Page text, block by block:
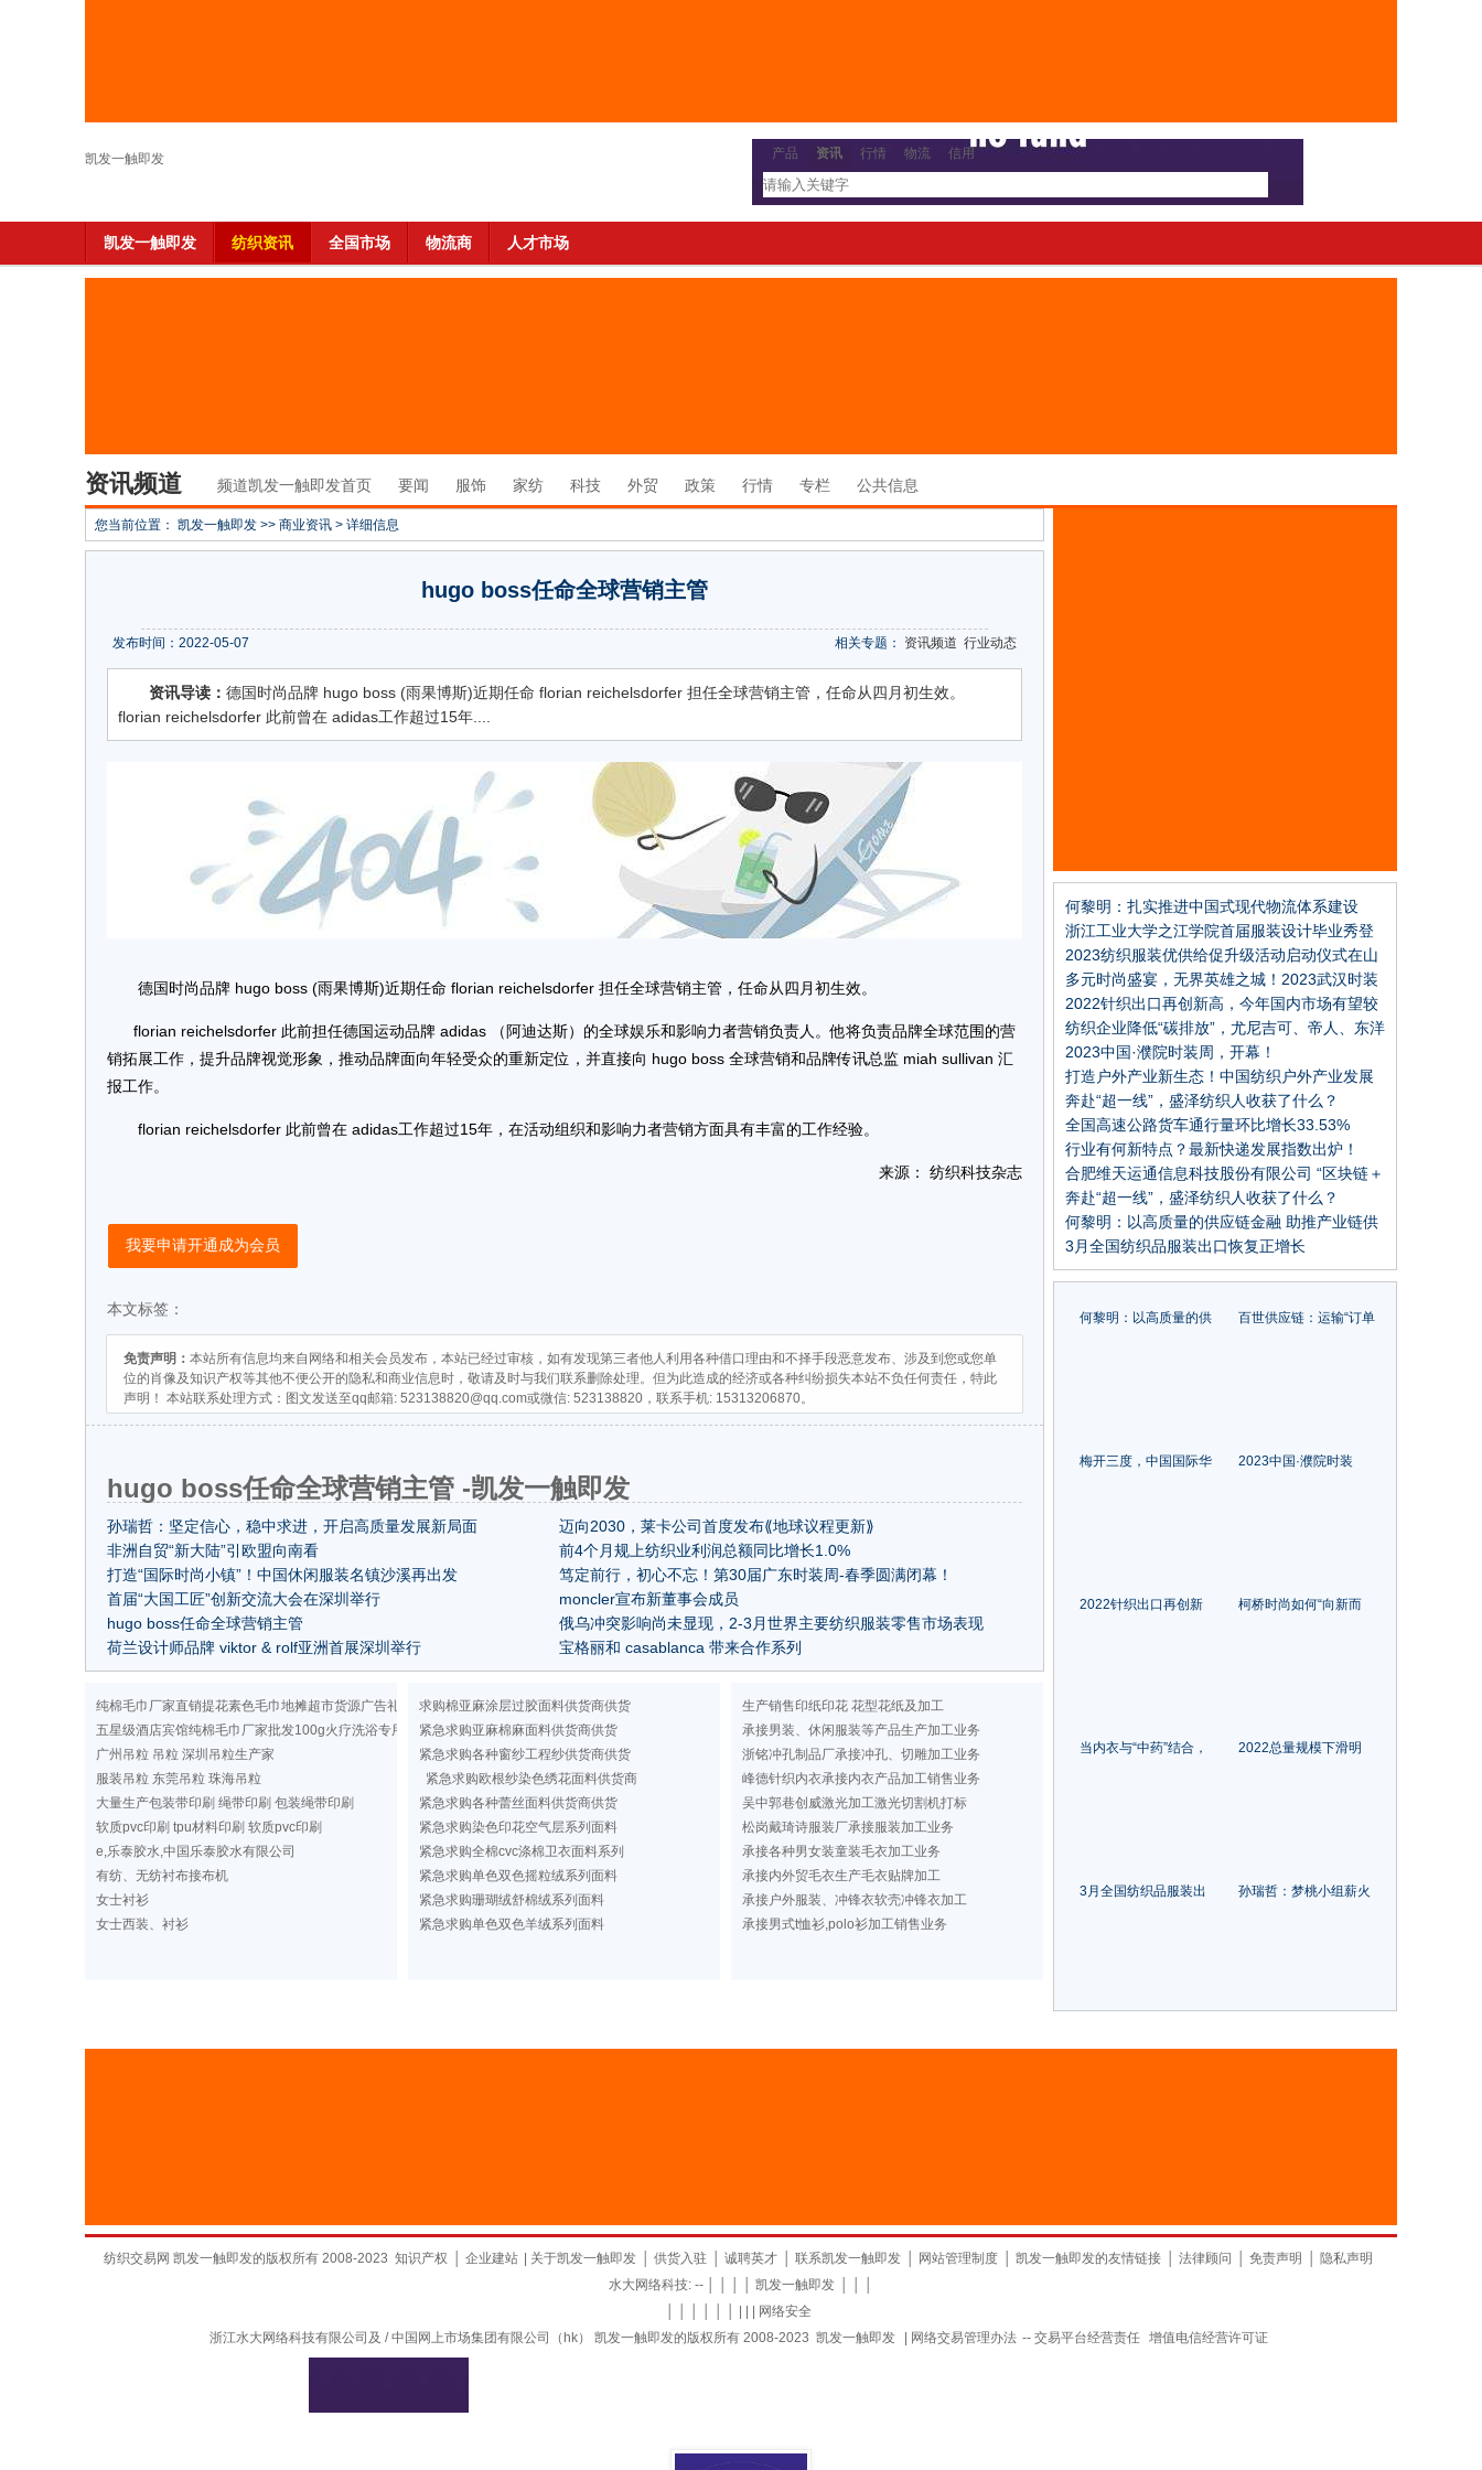
凯发一触即发 产品 资讯 行情 物流 信用
凯发一触即发 纺织资讯 全国市场 物流商 人才市场
资讯频道 频道凯发一触即发首页 要闻 服饰 家纺 科技 外贸 政策 行情 专栏 公共信息
您当前位置： 凯发一触即发 >> 商业资讯 > 详细信息
hugo boss任命全球营销主管
相关专题： 资讯频道 行业动态
发布时间：2022-05-07
资讯导读： 德国时尚品牌 hugo boss (雨果博斯)近期任命 florian reichelsdorfer 担任全球营销主管，任命从四月初生效。
florian reichelsdorfer 此前曾在 adidas工作超过15年....
德国时尚品牌 hugo boss (雨果博斯)近期任命 florian reichelsdorfer 担任全球营销主管，任命从四月初生效。
florian reichelsdorfer 此前担任德国运动品牌 adidas （阿迪达斯）的全球娱乐和影响力者营销负责人。他将负责品牌全球范围的营
销拓展工作，提升品牌视觉形象，推动品牌面向年轻受众的重新定位，并直接向 hugo boss 全球营销和品牌传讯总监 miah sullivan 汇
报工作。
florian reichelsdorfer 此前曾在 adidas工作超过15年，在活动组织和影响力者营销方面具有丰富的工作经验。
来源： 纺织科技杂志
我要申请开通成为会员
本文标签：
免责声明： 本站所有信息均来自网络和相关会员发布，本站已经过审核，如有发现第三者他人利用各种借口理由和不择手段恶意发布、涉及到您或您单
位的肖像及知识产权等其他不便公开的隐私和商业信息时，敬请及时与我们联系删除处理。但为此造成的经济或各种纠纷损失本站不负任何责任，特此
声明！ 本站联系处理方式：图文发送至qq邮箱: 523138820@qq.com或微信: 523138820，联系手机: 15313206870。
hugo boss任命全球营销主管 -凯发一触即发
孙瑞哲：坚定信心，稳中求进，开启高质量发展新局面
迈向2030，莱卡公司首度发布⟪地球议程更新⟫
非洲自贸“新大陆”引欧盟向南看
前4个月规上纺织业利润总额同比增长1.0%
打造“国际时尚小镇”！中国休闲服装名镇沙溪再出发
笃定前行，初心不忘！第30届广东时装周-春季圆满闭幕！
首届“大国工匠”创新交流大会在深圳举行
moncler宣布新董事会成员
hugo boss任命全球营销主管
俄乌冲突影响尚未显现，2-3月世界主要纺织服装零售市场表现
平稳
荷兰设计师品牌 viktor & rolf亚洲首展深圳举行 宝格丽和 casablanca 带来合作系列
纯棉毛巾厂家直销提花素色毛巾地摊超市货源广告礼品洗浴毛巾
五星级酒店宾馆纯棉毛巾厂家批发100g火疗洗浴专用纯色毛巾定做
广州吊粒 吊粒 深圳吊粒生产家
服装吊粒 东莞吊粒 珠海吊粒
大量生产包装带印刷 绳带印刷 包装绳带印刷
软质pvc印刷 tpu材料印刷 软质pvc印刷
e,乐泰胶水,中国乐泰胶水有限公司
有纺、无纺衬布接布机
女士衬衫
女士西装、衬衫
求购棉亚麻涂层过胶面料供货商供货
紧急求购亚麻棉麻面料供货商供货
紧急求购各种窗纱工程纱供货商供货
紧急求购欧根纱染色绣花面料供货商
紧急求购各种蕾丝面料供货商供货
紧急求购染色印花空气层系列面料
紧急求购全棉cvc涤棉卫衣面料系列
紧急求购单色双色摇粒绒系列面料
紧急求购珊瑚绒舒棉绒系列面料
紧急求购单色双色羊绒系列面料
生产销售印纸印花 花型花纸及加工
承接男装、休闲服装等产品生产加工业务
浙铭冲孔制品厂承接冲孔、切雕加工业务
峰德针织内衣承接内衣产品加工销售业务
吴中郭巷创威激光加工激光切割机打标
松岗戴琦诗服装厂承接服装加工业务
承接各种男女装童装毛衣加工业务
承接内外贸毛衣生产毛衣贴牌加工
承接户外服装、冲锋衣软壳冲锋衣加工
承接男式t恤衫,polo衫加工销售业务
何黎明：扎实推进中国式现代物流体系建设
浙江工业大学之江学院首届服装设计毕业秀登
陆柯桥时尚周
2023纺织服装优供给促升级活动启动仪式在山
东威海举行
多元时尚盛宴，无界英雄之城！2023武汉时装
周圆满闭幕
2022针织出口再创新高，今年国内市场有望较
快增长
纺织企业降低“碳排放”，尤尼吉可、帝人、东洋
纺等这些日本企业的经验可以借鉴
2023中国·濮院时装周，开幕！
打造户外产业新生态！中国纺织户外产业发展
大会在信阳举办!
奔赴“超一线”，盛泽纺织人收获了什么？
全国高速公路货车通行量环比增长33.53%
行业有何新特点？最新快递发展指数出炉！
合肥维天运通信息科技股份有限公司 “区块链＋
供应链金融” 创新应用案例
奔赴“超一线”，盛泽纺织人收获了什么？
何黎明：以高质量的供应链金融 助推产业链供
应链高质量发展
3月全国纺织品服装出口恢复正增长
何黎明：以高质量的供
百世供应链：运输“订单
梅开三度，中国国际华
2023中国·濮院时装
2022针织出口再创新
柯桥时尚如何“向新而
当内衣与“中药”结合，
2022总量规模下滑明
3月全国纺织品服装出
孙瑞哲：梦桃小组薪火
纺织交易网 凯发一触即发的版权所有 2008-2023 知识产权 企业建站 关于凯发一触即发 供货入驻 诚聘英才 联系凯发一触即发 网站管理制度 凯发一触即发的友情链接 法律顾问 免责声明
隐私声明
水大网络科技: -- │ │ │ │ 凯发一触即发
网络安全
浙江水大网络科技有限公司及 / 中国网上市场集团有限公司（hk） 凯发一触即发的版权所有 2008-2023 凯发一触即发 网络交易管理办法 -- 交易平台经营责任 增值电信经营许可证